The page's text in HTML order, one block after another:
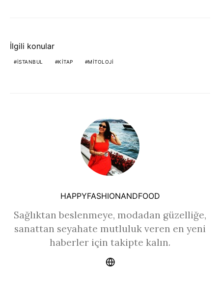
İlgili konular
ISTANBUL KITAP MITOLOJI
HAPPYFASHIONANDFOOD
Sağlıktan beslenmeye, modadan güzelliğe,
sanattan seyahate mutluluk veren en yeni
haberler için takipte kalın.